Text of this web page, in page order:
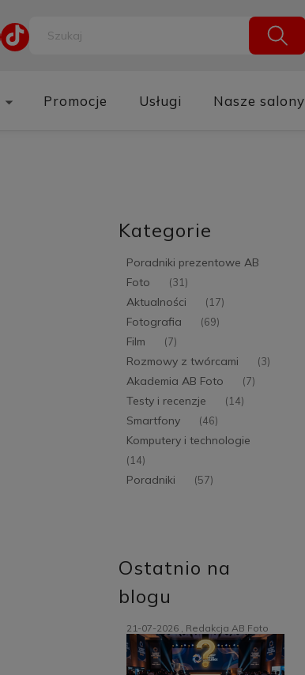
Promocje Usługi Nasze salony
Kategorie
Poradniki prezentowe AB
Foto
(31)
Aktualności (17)
Fotografia (69)
Film (7)
Rozmowy z twórcami (3)
Akademia AB Foto (7)
Testy i recenzje (14)
Smartfony (46)
Komputery i technologie
(14)
Poradniki (57)
Ostatnio na
blogu
21-07-2026 , Redakcja AB Foto